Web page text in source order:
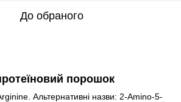
До обраного
порошок
Альтернативні назви: 2-Amino-5-